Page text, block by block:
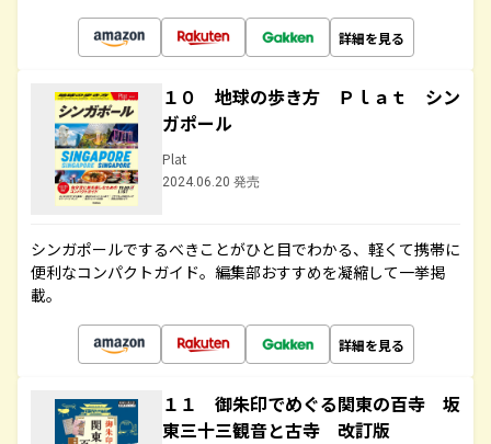
詳細を見る
１０ 地球の歩き方 Ｐｌａｔ シン
ガポール
Plat
2024.06.20 発売
シンガポールでするべきことがひと目でわかる、軽くて携帯に
便利なコンパクトガイド。編集部おすすめを凝縮して一挙掲
載。
詳細を見る
１１ 御朱印でめぐる関東の百寺 坂
東三十三観音と古寺 改訂版